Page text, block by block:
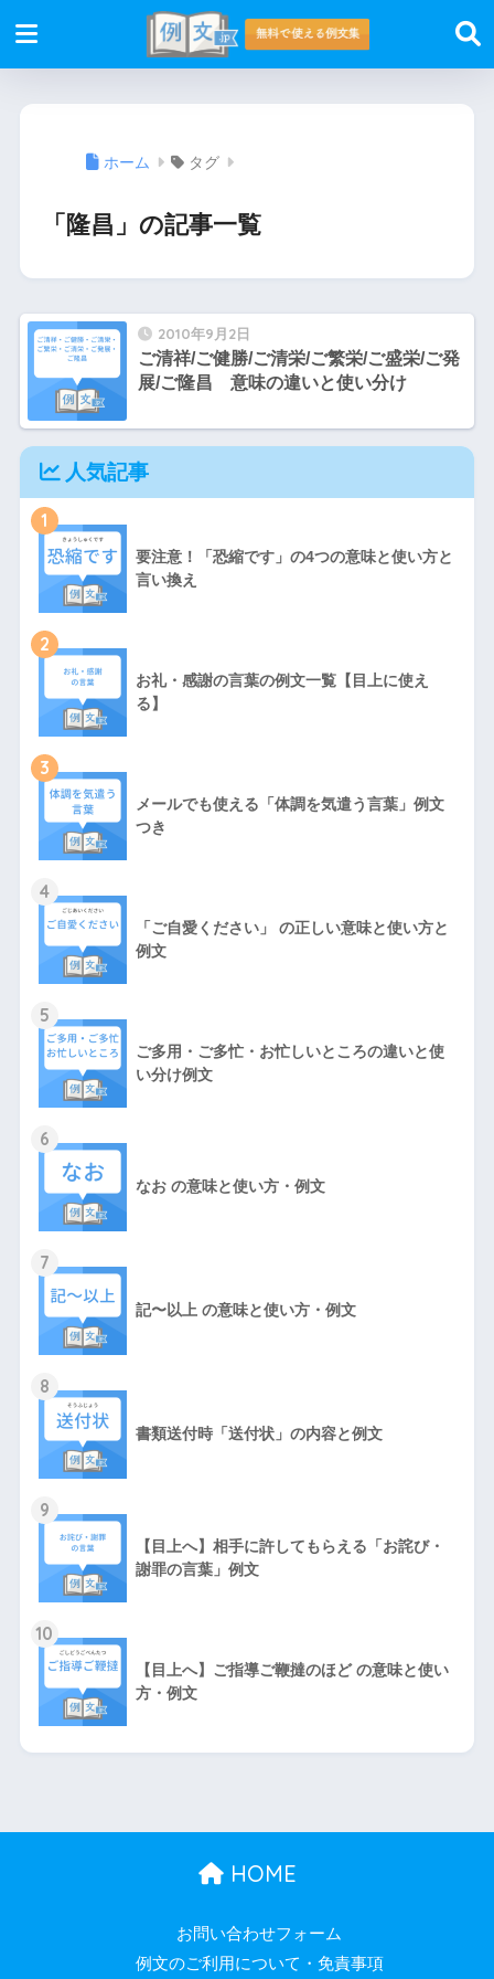
ホーム タグ
「隆昌」の記事一覧
2010年9月2日
ご清祥/ご健勝/ご清栄/ご繁栄/ご盛栄/ご発
展/ご隆昌 意味の違いと使い分け
人気記事
1
要注意！「恐縮です」の4つの意味と使い方と
言い換え
2
お礼・感謝の言葉の例文一覧【目上に使え
る】
3
メールでも使える「体調を気遣う言葉」例文
つき
4
「ご自愛ください」 の正しい意味と使い方と
例文
5
ご多用・ご多忙・お忙しいところの違いと使
い分け例文
6
なお の意味と使い方・例文
7
記〜以上 の意味と使い方・例文
8
書類送付時「送付状」の内容と例文
9
【目上へ】相手に許してもらえる「お詫び・
謝罪の言葉」例文
10
【目上へ】ご指導ご鞭撻のほど の意味と使い
方・例文
HOME
お問い合わせフォーム
例文のご利用について・免責事項